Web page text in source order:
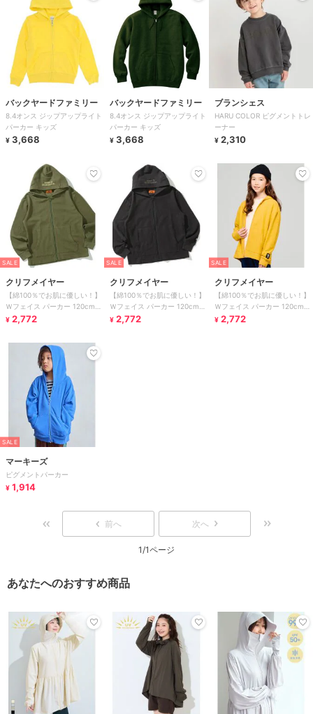
バックヤードファミリー
8.4オンス ジップアップライト
パーカー キッズ
¥ 3,668
バックヤードファミリー
8.4オンス ジップアップライト
パーカー キッズ
¥ 3,668
ブランシェス
HARU COLOR ピグメントトレ
ーナー
¥ 2,310
SALE
クリフメイヤー
【綿100％でお肌に優しい！】
Ｗフェイス パーカー 120cm～
170cm
¥ 2,772
SALE
クリフメイヤー
【綿100％でお肌に優しい！】
Ｗフェイス パーカー 120cm～
170cm
¥ 2,772
SALE
クリフメイヤー
【綿100％でお肌に優しい！】
Ｗフェイス パーカー 120cm～
170cm
¥ 2,772
SALE
マーキーズ
ピグメントパーカー
¥ 1,914
前へ 次へ
1/1ページ
あなたへのおすすめ商品